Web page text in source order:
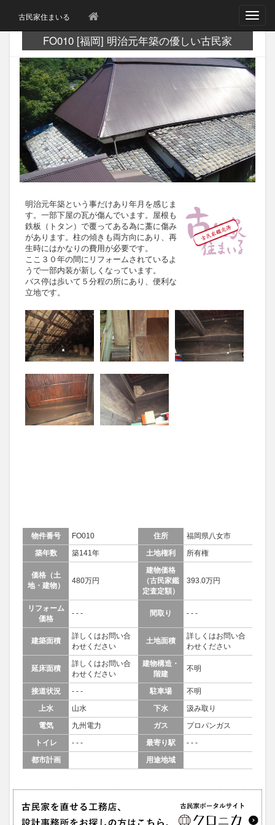
古民家住まいる
T
g
l
e
n
a
v
i
g
a
t
i
o
n
FO010 [福岡] 明治元年築の優しい古民家
明治元年築という事だけあり年月を感じま
す。一部下屋の瓦が傷んでいます。屋根も
鉄板（トタン）で覆ってある為に藁に傷み
があります。柱の傾きも両方向にあり、再
生時にはかなりの費用が必要です。
ここ３０年の間にリフォームされているよ
うで一部内装が新しくなっています。
バス停は歩いて５分程の所にあり、便利な
立地です。
物件番号 FO010 住所
福岡県八女市
築年数
築141年 土地権利 所有権
価格（土
地・建物）
480万円
建物価格
（古民家鑑
定査定額）
393.0万円
リフォーム
価格
- - - 間取り - - -
建築面積
詳しくはお問い合
わせください
土地面積
詳しくはお問い合
わせください
延床面積
詳しくはお問い合
わせください
建物構造・
階建
不明
接道状況 - - - 駐車場
不明
上水
山水 下水
汲み取り
電気
九州電力 ガス
プロパンガス
トイレ
- - - 最寄り駅
- - -
都市計画
用途地域